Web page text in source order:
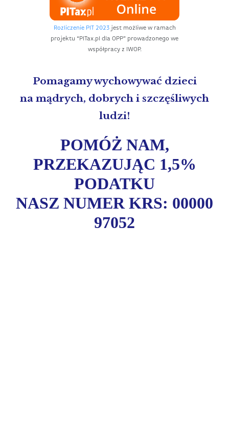
Rozliczenie PIT 2023jest możliwe w ramach
projektu “PITax.pl dla OPP” prowadzonego we
współpracy z IWOP.
Pomagamy wychowywać dzieci
na mądrych, dobrych i szczęśliwych
ludzi!
POMÓŻ NAM,
PRZEKAZUJĄC 1,5%
PODATKU
NASZ NUMER KRS: 00000
97052